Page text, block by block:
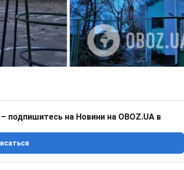
подпишитесь на Новини на OBOZ.UA в